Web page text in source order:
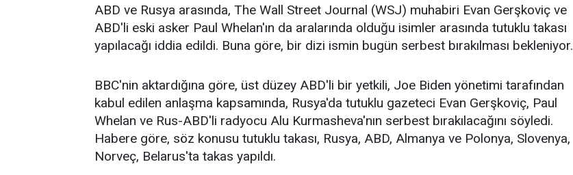
ABD ve Rusya arasında, The Wall Street Journal (WSJ) muhabiri Evan Gerşkoviç ve
ABD'li eski asker Paul Whelan'ın da aralarında olduğu isimler arasında tutuklu takası
yapılacağı iddia edildi. Buna göre, bir dizi ismin bugün serbest bırakılması bekleniyor.
BBC'nin aktardığına göre, üst düzey ABD'li bir yetkili, Joe Biden yönetimi tarafından
kabul edilen anlaşma kapsamında, Rusya'da tutuklu gazeteci Evan Gerşkoviç, Paul
Whelan ve Rus-ABD'li radyocu Alu Kurmasheva'nın serbest bırakılacağını söyledi.
Habere göre, söz konusu tutuklu takası, Rusya, ABD, Almanya ve Polonya, Slovenya,
Norveç, Belarus'ta takas yapıldı.